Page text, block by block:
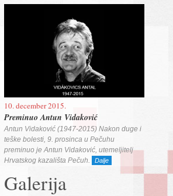
10. december 2015.
Preminuo Antun Vidaković
Antun Vidaković (1947-2015) Nakon duge i
teške bolesti, 9. prosinca u Pečuhu
preminuo je Antun Vidaković, utemeljitelj
Hrvatskog kazališta Pečuh.
Dalje
Galerija